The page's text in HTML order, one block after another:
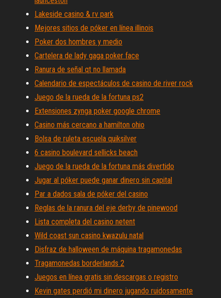
Lakeside casino & rv park
Mejores sitios de póker en línea illinois
Poker dos hombres y medio
Cartelera de lady gaga poker face
Ranura de señal qt no llamada
Calendario de espectáculos de casino de river rock
Juego de la rueda de la fortuna ps2
Extensiones zynga poker google chrome
Casino más cercano a hamilton ohio
Bolsa de ruleta escuela quiksilver
6 casino boulevard sellicks beach
Juego de la rueda de la fortuna más divertido
Jugar al póker puede ganar dinero sin capital
Par a dados sala de póker del casino
Reglas de la ranura del eje derby de pinewood
Lista completa del casino netent
Wild coast sun casino kwazulu natal
Disfraz de halloween de máquina tragamonedas
Tragamonedas borderlands 2
Juegos en línea gratis sin descargas o registro
Kevin gates perdió mi dinero jugando ruidosamente